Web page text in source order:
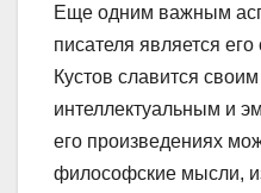
Еще одним важным
писателя является
Кустов славится
интеллектуальным и
его произведениях
философские мысли,